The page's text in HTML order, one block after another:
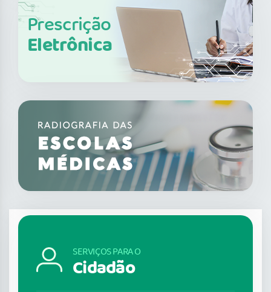
Prescrição
Eletrônica
SERVIÇOS PARA O
Cidadão